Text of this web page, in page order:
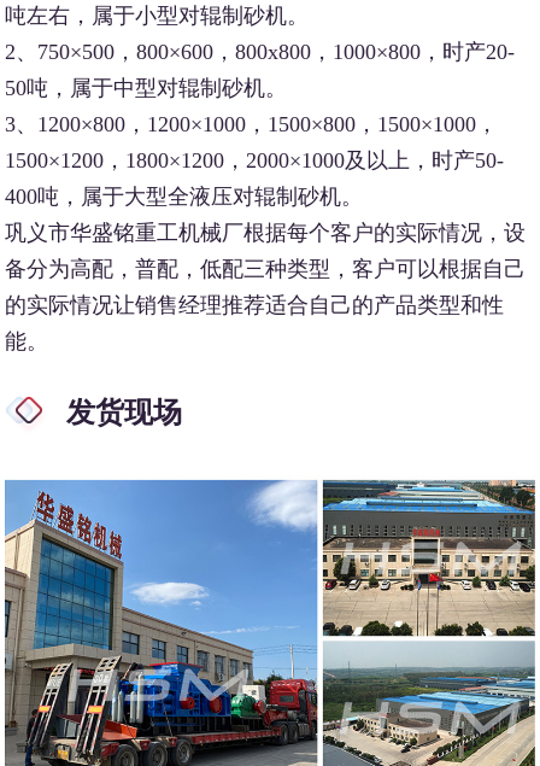
吨左右，属于小型对辊制砂机。
2、750×500，800×600，800x800，1000×800，时产20-
50吨，属于中型对辊制砂机。
3、1200×800，1200×1000，1500×800，1500×1000，
1500×1200，1800×1200，2000×1000及以上，时产50-
400吨，属于大型全液压对辊制砂机。
巩义市华盛铭重工机械厂根据每个客户的实际情况，设
备分为高配，普配，低配三种类型，客户可以根据自己
的实际情况让销售经理推荐适合自己的产品类型和性
能。
发货现场